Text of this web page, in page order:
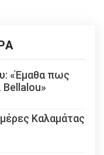
«Έμαθα πως
Bellalou»
Καλαμάτας